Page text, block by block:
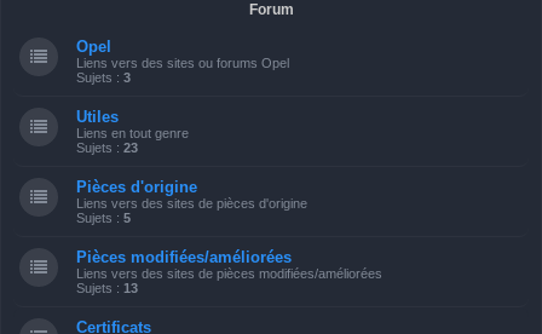
Forum
Opel
Liens vers des sites ou forums Opel
Sujets : 3
Utiles
Liens en tout genre
Sujets : 23
Pièces d'origine
Liens vers des sites de pièces d'origine
Sujets : 5
Pièces modifiées/améliorées
Liens vers des sites de pièces modifiées/améliorées
Sujets : 13
Certificats